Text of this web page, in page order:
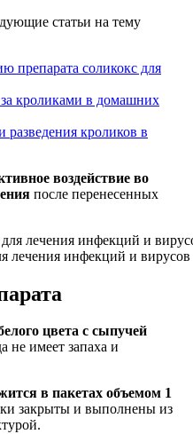
статьи на тему
препарата соликокс для
кроликами в домашних
кроликов в
воздействие во
после перенесенных
лечения инфекций и вирусов
цвета с сыпучей
не имеет запаха и
в пакетах объемом 1
закрыты и выполнены из